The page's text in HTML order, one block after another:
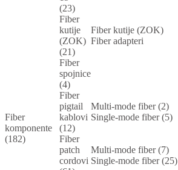
Fiber
komponente
(182)
(23)
Fiber
kutije
(ZOK)
(21)
Fiber kutije (ZOK)
Fiber adapteri
Fiber
spojnice
(4)
Fiber
pigtail
kablovi
(12)
Multi-mode fiber (2)
Single-mode fiber (5)
Fiber
patch
cordovi
Multi-mode fiber (7)
Single-mode fiber (25)